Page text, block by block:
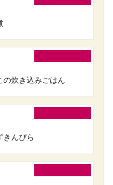
の炊き込みごはん
きんぴら